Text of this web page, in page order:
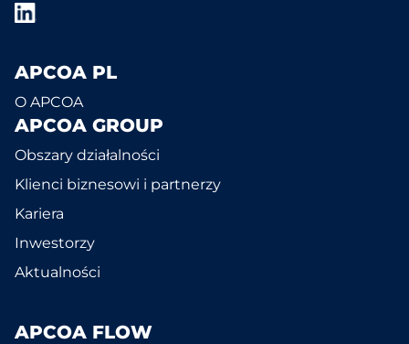
APCOA PL
O APCOA
APCOA GROUP
Obszary działalności
Klienci biznesowi i partnerzy
Kariera
Inwestorzy
Aktualności
APCOA FLOW